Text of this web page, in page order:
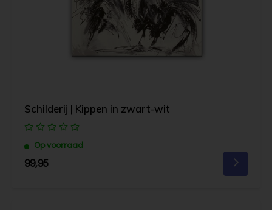
Schilderij | Kippen in zwart-wit
Op voorraad
99,95